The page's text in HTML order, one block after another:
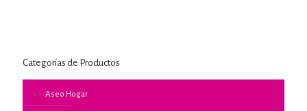
Categorías de Productos
Aseo Hogar